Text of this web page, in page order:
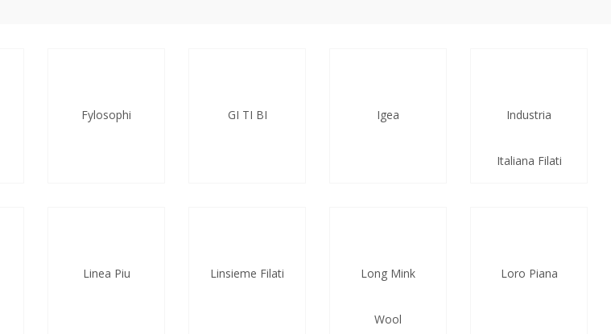
Fylosophi GI TI BI Igea Industria
Italiana Filati
Linea Piu Linsieme Filati Long Mink
Wool
Loro Piana